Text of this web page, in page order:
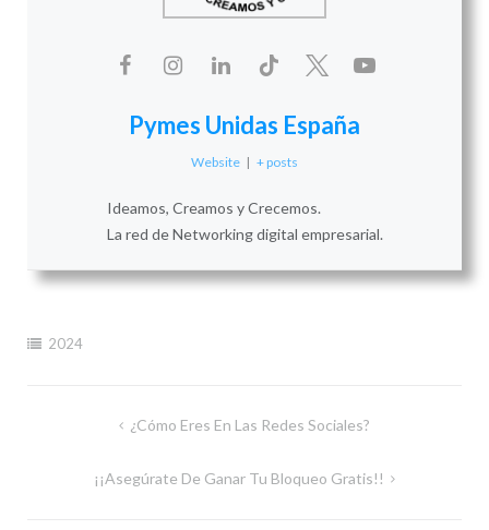
Pymes Unidas España
Website | + posts
Ideamos, Creamos y Crecemos.
La red de Networking digital empresarial.
2024
Navegación
entradas
¿Cómo Eres En Las Redes Sociales?
¡¡Asegúrate De Ganar Tu Bloqueo Gratis!!